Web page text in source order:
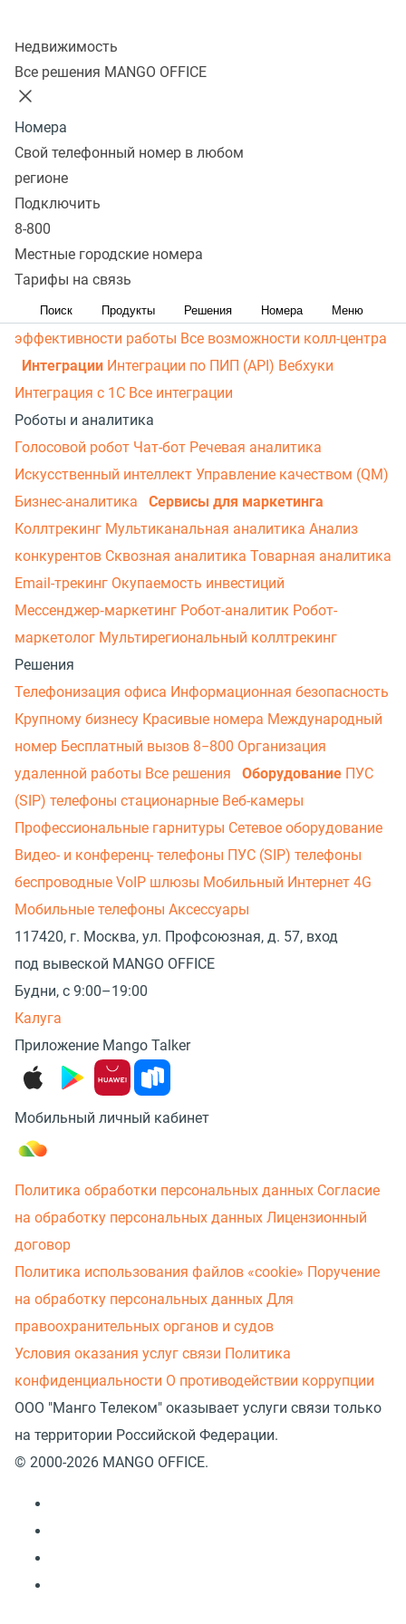
Недвижимость
Все решения MANGO OFFICE
Номера
Свой телефонный номер в любом
регионе
Подключить
8-800
Местные городские номера
Тарифы на связь
Поиск Продукты Решения Номера Меню
рассылкиРаспределение звонков
Интеграция с ОПДкРКАвтоинформатор
Автосекретарь
возможности ВАТС
Контакт-центр
Омниканальный контакт-центр
Омниканальные коммуникации
персоналом
отчетовРобот-администратор
ресурсами База знаний
(API) для УВК (CRM)Чат для сайта
Оценка
эффективности работы Все возможности колл-центра
Интеграции Интеграции по ПИП (API) Вебхуки
Интеграция с 1С Все интеграции
Роботы и аналитика
Голосовой робот Чат-бот Речевая аналитика
Искусственный интеллект Управление качеством (QM)
Бизнес-аналитика
Сервисы для маркетинга
Коллтрекинг Мультиканальная аналитика Анализ
конкурентов Сквозная аналитика Товарная аналитика
Email-трекинг Окупаемость инвестиций
Мессенджер‑маркетинг Робот-аналитик Робот-
маркетолог Мультирегиональный коллтрекинг
Решения
Телефонизация офиса Информационная безопасность
Крупному бизнесу Красивые номера Международный
номер Бесплатный вызов 8−800 Организация
удаленной работы Все решения Оборудование ПУС
(SIP) телефоны стационарные Веб-камеры
Профессиональные гарнитуры Сетевое оборудование
Видео- и конференц- телефоны ПУС (SIP) телефоны
беспроводные VoIP шлюзы Мобильный Интернет 4G
Мобильные телефоны Аксессуары
117420, г. Москва, ул. Профсоюзная, д. 57, вход
под вывеской MANGO OFFICE
Будни, с 9:00–19:00
Калуга
Приложение Mango Talker
Мобильный личный кабинет
Политика обработки персональных данных Согласие
на обработку персональных данных Лицензионный
договор
Политика использования файлов «cookie» Поручение
на обработку персональных данных Для
правоохранительных органов и судов
Условия оказания услуг связи Политика
конфиденциальности О противодействии коррупции
ООО "Манго Телеком" оказывает услуги связи только
на территории Российской Федерации.
© 2000-2026 MANGO OFFICE.